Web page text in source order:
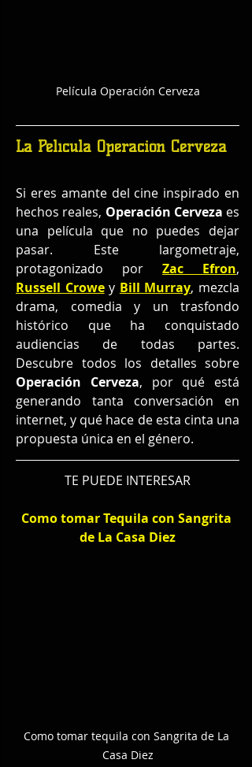
Película Operación Cerveza
La Película Operación Cerveza
Si eres amante del cine inspirado en
hechos reales, Operación Cerveza es
una película que no puedes dejar
pasar. Este largometraje,
protagonizado por Zac Efron
Russell Crowe y Bill Murray, mezcla
drama, comedia y un trasfondo
histórico que ha conquistado
audiencias de todas partes.
Operación Cerveza, por qué está
generando tanta conversación en
internet, y qué hace de esta cinta una
propuesta única en el género.
TE PUEDE INTERESAR
Como tomar Tequila con Sangrita
de La Casa Diez
Como tomar tequila con Sangrita de La
Casa Diez